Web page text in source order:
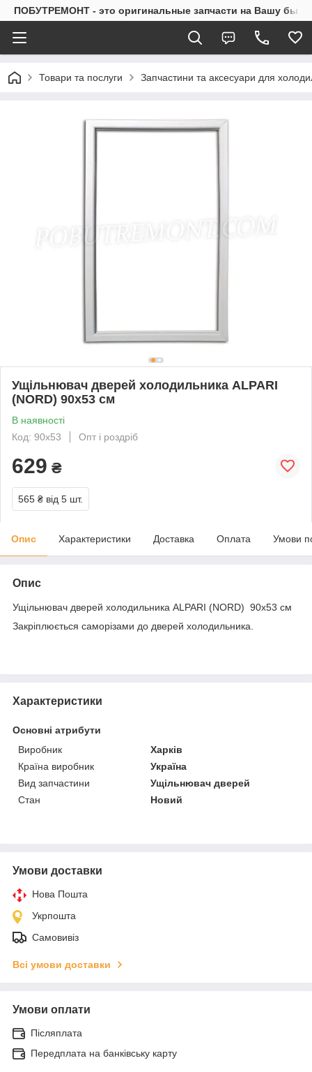
ПОБУТРЕМОНТ - это оригинальные запчасти на Вашу
Товари та послуги Запчастини та аксесуари для
Ущільнювач дверей холодильника ALPARI
(NORD) 90x53 см
В наявності
Код: 90х53
Опт і роздріб
629 ₴
565 ₴ від 5 шт.
Опис Характеристики Доставка Оплата Умови
Опис
Ущільнювач дверей холодильника ALPARI (NORD) 90x53 см
Закріплюється саморізами до дверей холодильника.
Характеристики
Основні атрибути
Виробник
Харків
Країна виробник
Україна
Вид запчастини
Ущільнювач дверей
Стан
Новий
Умови доставки
Нова Пошта
Укрпошта
Самовивіз
Всі умови доставки
Умови оплати
Післяплата
Передплата на банківську карту